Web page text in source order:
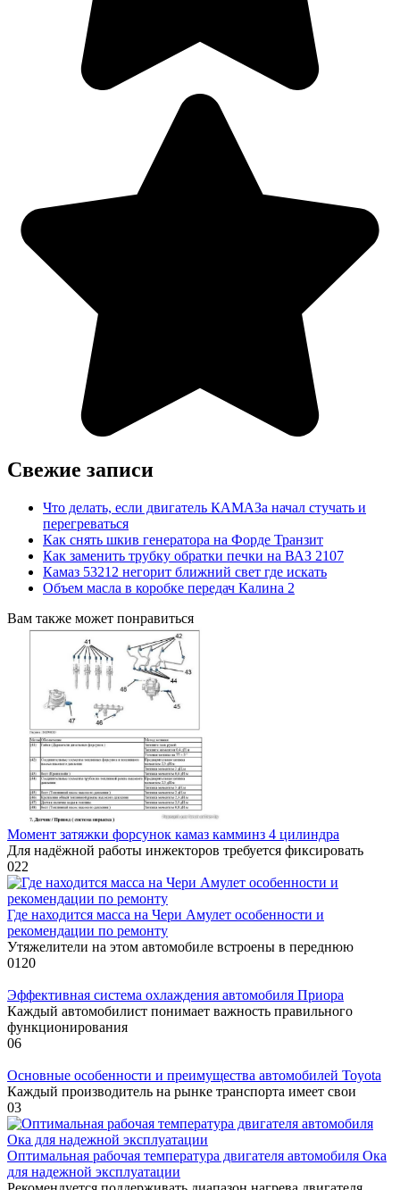
Свежие записи
Что делать, если двигатель КАМАЗа начал стучать и
перегреваться
Как снять шкив генератора на Форде Транзит
Как заменить трубку обратки печки на ВАЗ 2107
Камаз 53212 негорит ближний свет где искать
Объем масла в коробке передач Калина 2
Вам также может понравиться
Момент затяжки форсунок камаз камминз 4 цилиндра
Для надёжной работы инжекторов требуется фиксировать
022
Где находится масса на Чери Амулет особенности и
рекомендации по ремонту
Утяжелители на этом автомобиле встроены в переднюю
0120
Эффективная система охлаждения автомобиля Приора
Каждый автомобилист понимает важность правильного
функционирования
06
Основные особенности и преимущества автомобилей Toyota
Каждый производитель на рынке транспорта имеет свои
03
Оптимальная рабочая температура двигателя автомобиля Ока
для надежной эксплуатации